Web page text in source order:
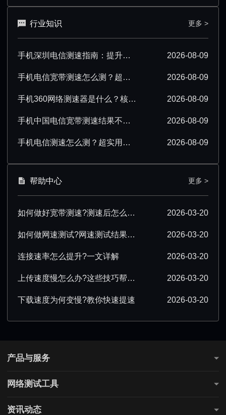
行业知识 更多 >
手机深圳电信测速指南：提升测速准确性技巧汇总 2026-08-09
手机电信宽带测速怎么测？超详细操作步骤分享 2026-08-09
手机360网络测速器是什么？核心功能与使用场景解析 2026-08-09
手机中国电信宽带测速结果不准确该怎么办？ 2026-08-09
手机电信测速怎么测？超实用操作技巧分享 2026-08-09
帮助中心 更多 >
如何做好宽带测速?测速后怎么优化? 2026-03-20
如何做网速测试?网速测试结果怎么解读? 2026-03-20
连接速率怎么提升?一文详解 2026-03-20
上传速度慢怎么办?这些技巧帮你提速 2026-03-20
下载速度为何变慢?教你快速提速 2026-03-20
产品与服务
测网速
网络测试工具
网站连通性测试
资讯动态